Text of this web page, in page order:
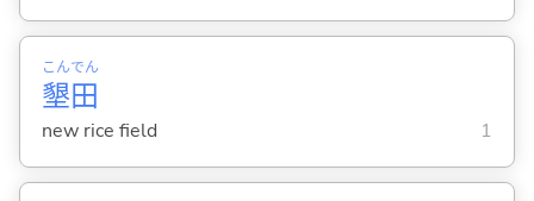
墾
こん
田
でん
new rice field 1